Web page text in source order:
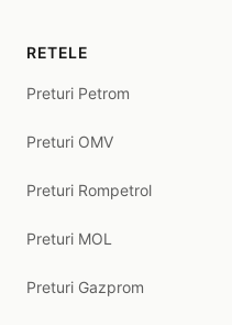
RETELE
Preturi Petrom
Preturi OMV
Preturi Rompetrol
Preturi MOL
Preturi Gazprom